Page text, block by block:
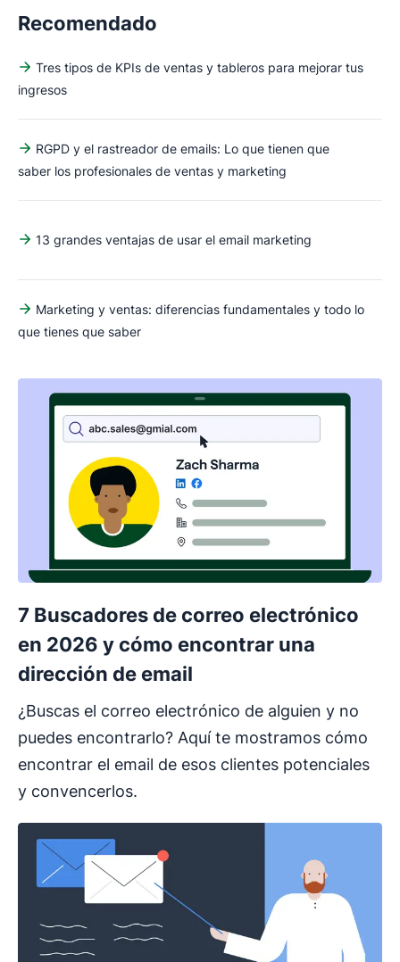
Recomendado
Tres tipos de KPIs de ventas y tableros para mejorar tus
ingresos
RGPD y el rastreador de emails: Lo que tienen que
saber los profesionales de ventas y marketing
13 grandes ventajas de usar el email marketing
Marketing y ventas: diferencias fundamentales y todo lo
que tienes que saber
7 Buscadores de correo electrónico
en 2026 y cómo encontrar una
dirección de email
¿Buscas el correo electrónico de alguien y no
puedes encontrarlo? Aquí te mostramos cómo
encontrar el email de esos clientes potenciales
y convencerlos.